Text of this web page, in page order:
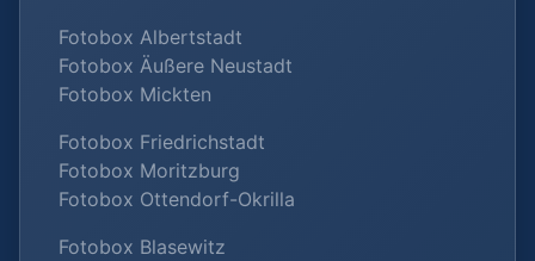
Fotobox Albertstadt
Fotobox Äußere Neustadt
Fotobox Mickten
Fotobox Friedrichstadt
Fotobox Moritzburg
Fotobox Ottendorf-Okrilla
Fotobox Blasewitz